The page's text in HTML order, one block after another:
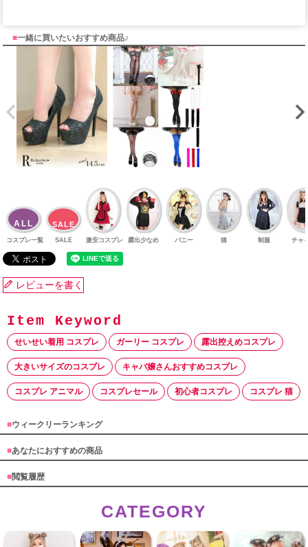
■一緒に買いたいおすすめ商品♪
ALL
コスプレ一覧
SALE
SALE 激安コスプレ 露出少なめ バニー 猫 制服 チャ
レビューを書く
せいせい着用 コスプレ ガーリー コスプレ 露出控えめコスプレ
大きいサイズのコスプレ キャバ嬢さんおすすめコスプレ
コスプレ アニマル コスプレセール 初心者コスプレ コスプレ 猫
■ウィークリーランキング
■あなたにおすすめの商品
■閲覧履歴
CATEGORY